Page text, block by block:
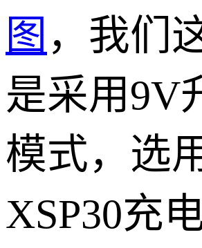
图 ，我们
是采用9V
模式，选
XSP30充